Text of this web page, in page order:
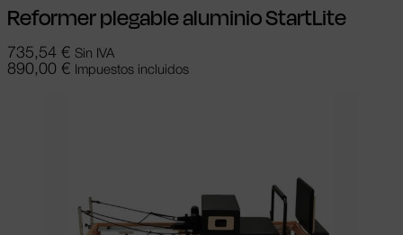
Reformer plegable aluminio StartLite
735,54 € Sin IVA
890,00 € Impuestos incluidos